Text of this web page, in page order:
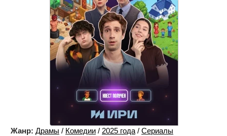
Жанр: Драмы / Комедии / 2025 года / Сериалы